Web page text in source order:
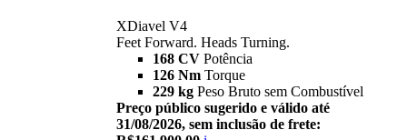
XDiavel V4
Feet Forward. Heads Turning.
168 CV Potência
126 Nm Torque
229 kg Peso Bruto sem Combustível
Preço público sugerido e válido até
31/08/2026, sem inclusão de frete: